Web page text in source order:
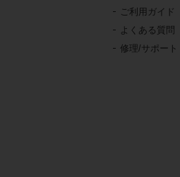
ご利用ガイド
よくある質問
修理/サポート